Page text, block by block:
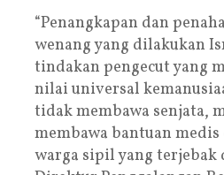
“Penangkapan dan
wenang yang dilakukan
tindakan pengecut yang
nilai universal
tidak membawa senjata,
membawa bantuan
warga sipil yang terjebak